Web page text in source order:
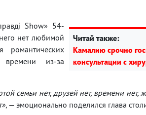
Читай также:
Камалию срочно
консультации с
Show» 54-
нет любимой
романтических
из-за
семьи нет, друзей нет, времени нет,
, — эмоционально поделился глава